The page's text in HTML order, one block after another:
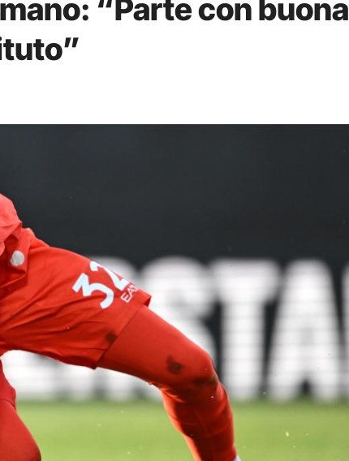
“Parte con buona